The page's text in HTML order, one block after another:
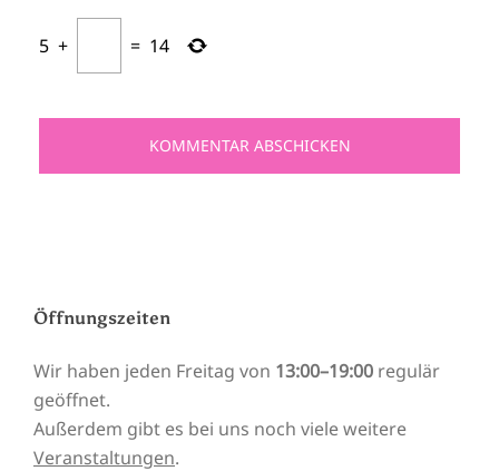
5 + = 14
Öffnungszeiten
Wir haben jeden Freitag von 13:00–19:00 regulär
geöffnet.
Außerdem gibt es bei uns noch viele weitere
Veranstaltungen.